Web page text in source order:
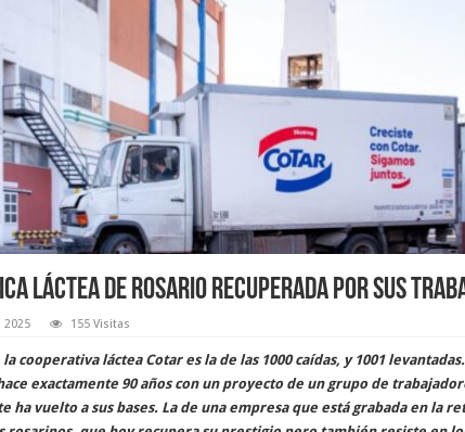
láctea de Rosario recuperada por sus
2025 155 Visitas
cooperativa láctea Cotar es la de las 1000 caídas, y 1001
exactamente 90 años con un proyecto de un grupo de
ha vuelto a sus bases. La de una empresa que está grabada en la